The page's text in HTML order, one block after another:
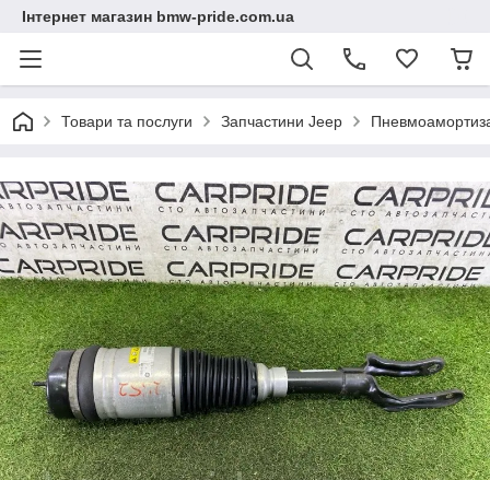
Інтернет магазин bmw-pride.com.ua
Товари та послуги Запчастини Jeep